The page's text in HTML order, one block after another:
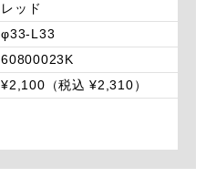
レッド
φ33-L33
60800023K
¥2,100（税込 ¥2,310）